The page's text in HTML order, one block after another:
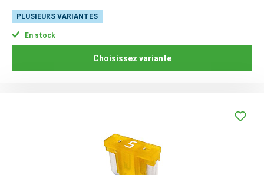
PLUSIEURS VARIANTES
En stock
Choisissez variante